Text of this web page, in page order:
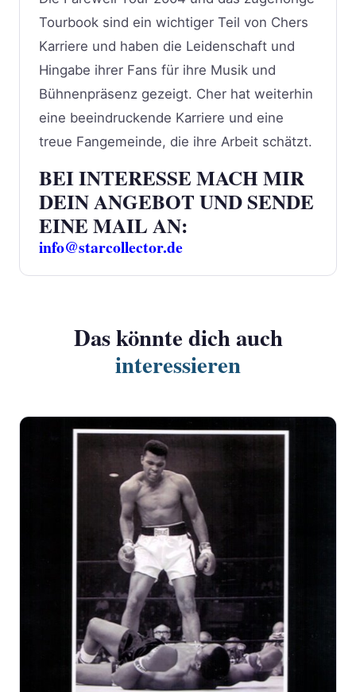
Tourbook sind ein wichtiger Teil von Chers
Karriere und haben die Leidenschaft und
Hingabe ihrer Fans für ihre Musik und
Bühnenpräsenz gezeigt. Cher hat weiterhin
eine beeindruckende Karriere und eine
treue Fangemeinde, die ihre Arbeit schätzt.
BEI INTERESSE MACH MIR
DEIN ANGEBOT UND SENDE
EINE MAIL AN:
info@starcollector.de
Das könnte dich auch
interessieren